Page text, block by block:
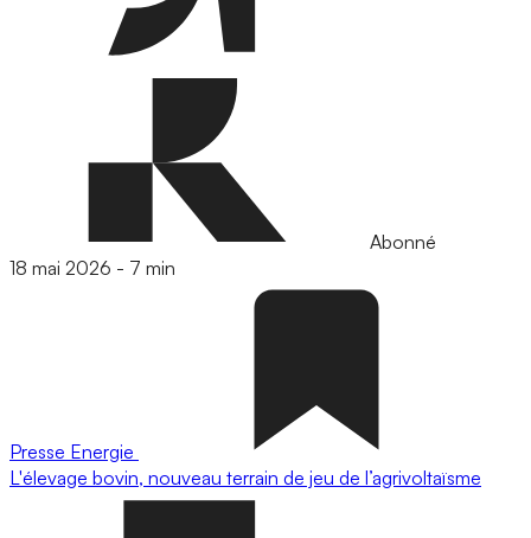
Abonné
18 mai 2026 - 7 min
Presse Energie
L'élevage bovin, nouveau terrain de jeu de l’agrivoltaïsme